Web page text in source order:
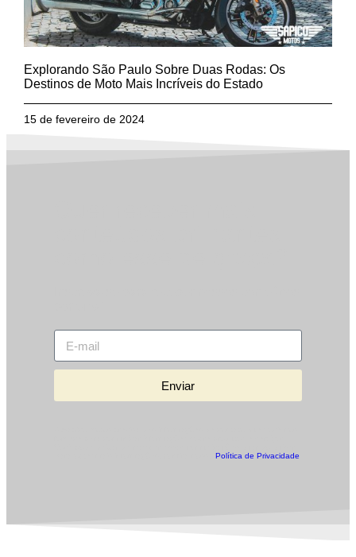
Explorando São Paulo Sobre Duas Rodas: Os
Destinos de Moto Mais Incríveis do Estado
15 de fevereiro de 2024
Enviar
Política de Privacidade